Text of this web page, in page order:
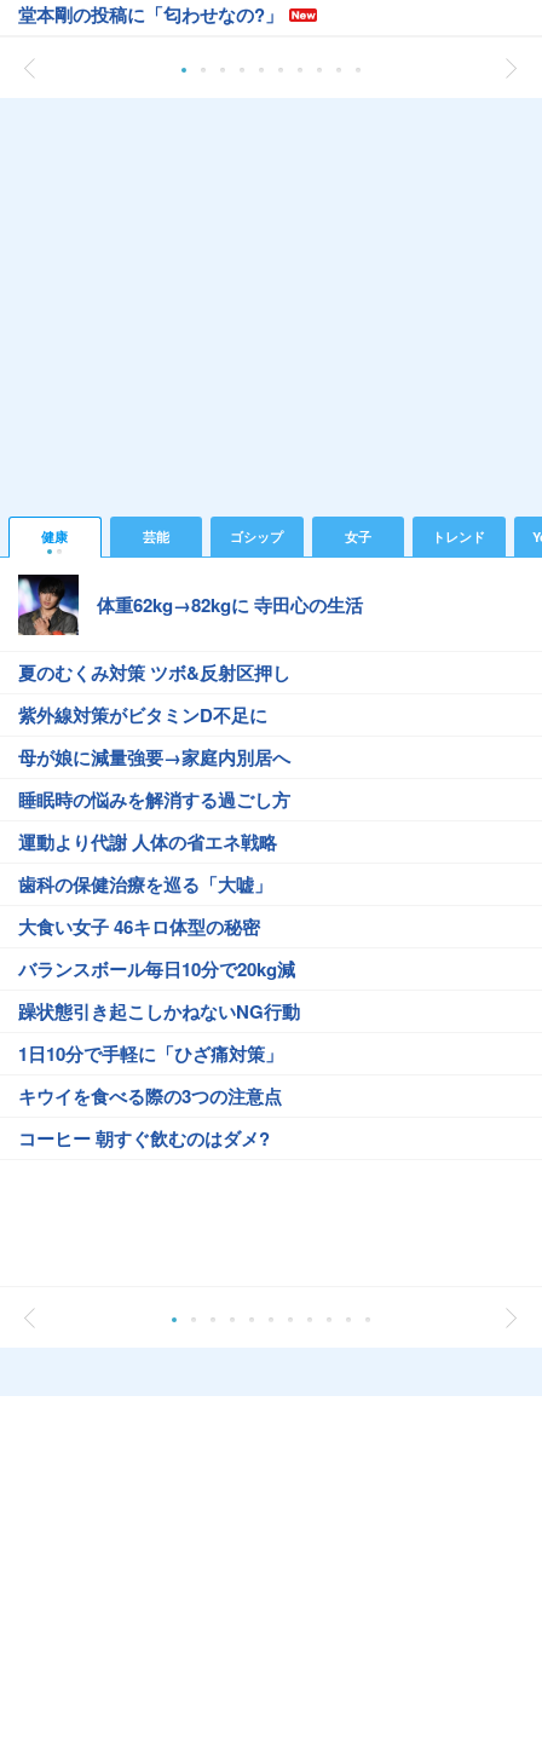
堂本剛の投稿に「匂わせなの?」
健康 芸能 ゴシップ 女子 トレンド
体重62kg→82kgに 寺田心の生活
夏のむくみ対策 ツボ&反射区押し
紫外線対策がビタミンD不足に
母が娘に減量強要→家庭内別居へ
睡眠時の悩みを解消する過ごし方
運動より代謝 人体の省エネ戦略
歯科の保健治療を巡る「大嘘」
大食い女子 46キロ体型の秘密
バランスボール毎日10分で20kg減
躁状態引き起こしかねないNG行動
1日10分で手軽に「ひざ痛対策」
キウイを食べる際の3つの注意点
コーヒー 朝すぐ飲むのはダメ?